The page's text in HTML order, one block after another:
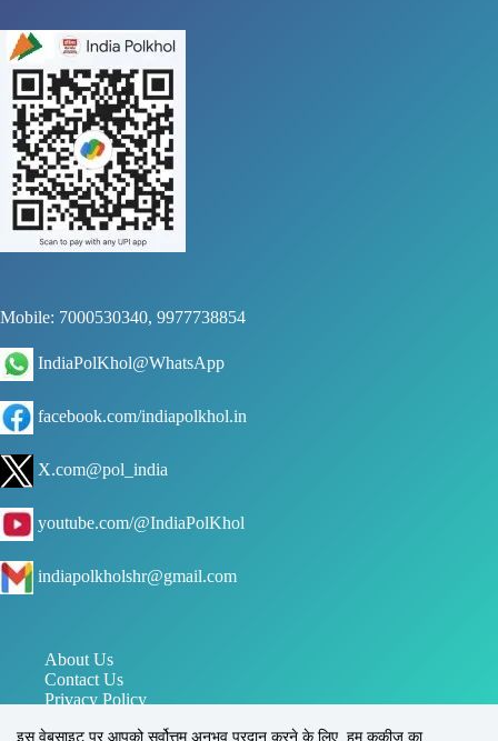
इस वेबसाइट पर आपको सर्वोत्तम अनुभव प्रदान करने के लिए, हम कुकीज़ का
Mobile: 7000530340, 9977738854
IndiaPolKhol@WhatsApp
facebook.com/indiapolkhol.in
X.com@pol_india
youtube.com/@IndiaPolKhol
indiapolkholshr@gmail.com
About Us
Contact Us
Privacy Policy